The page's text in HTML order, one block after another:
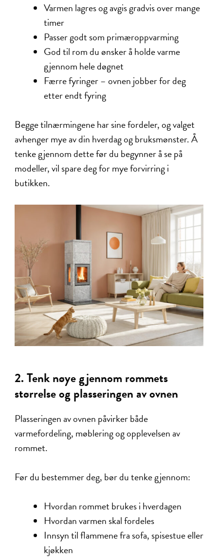
Varmen lagres og avgis gradvis over mange
timer
Passer godt som primæroppvarming
God til rom du ønsker å holde varme
gjennom hele døgnet
Færre fyringer – ovnen jobber for deg
etter endt fyring
Begge tilnærmingene har sine fordeler, og valget
avhenger mye av din hverdag og bruksmønster. Å
tenke gjennom dette før du begynner å se på
modeller, vil spare deg for mye forvirring i
butikken.
2. Tenk nøye gjennom rommets
størrelse og plasseringen av ovnen
Plasseringen av ovnen påvirker både
varmefordeling, møblering og opplevelsen av
rommet.
Før du bestemmer deg, bør du tenke gjennom:
Hvordan rommet brukes i hverdagen
Hvordan varmen skal fordeles
Innsyn til flammene fra sofa, spisestue eller
kjøkken